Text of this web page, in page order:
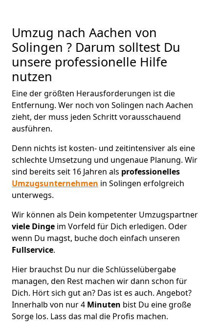
Umzug nach Aachen von
Solingen ? Darum solltest Du
unsere professionelle Hilfe
nutzen
Eine der größten Herausforderungen ist die
Entfernung. Wer noch von Solingen nach Aachen
zieht, der muss jeden Schritt vorausschauend
ausführen.
Denn nichts ist kosten- und zeitintensiver als eine
schlechte Umsetzung und ungenaue Planung. Wir
sind bereits seit 16 Jahren als professionelles
Umzugsunternehmen in Solingen erfolgreich
unterwegs.
Wir können als Dein kompetenter Umzugspartner
viele Dinge im Vorfeld für Dich erledigen. Oder
wenn Du magst, buche doch einfach unseren
Fullservice.
Hier brauchst Du nur die Schlüsselübergabe
managen, den Rest machen wir dann schon für
Dich. Hört sich gut an? Das ist es auch. Angebot?
Innerhalb von nur 4 Minuten bist Du eine große
Sorge los. Lass das mal die Profis machen.